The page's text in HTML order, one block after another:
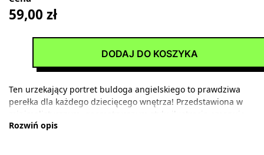
59,00 zł
DODAJ DO KOSZYKA
Ten urzekający portret buldoga angielskiego to prawdziwa
perełka dla każdego dziecięcego wnętrza! Przedstawiona w
minimalistycznym, geometrycznym stylu ilustracja emanuje
niewinnością i łagodnością, która natychmiast podbije serca
Rozwiń opis